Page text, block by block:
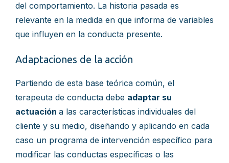
del comportamiento. La historia pasada es
relevante en la medida en que informa de variables
que influyen en la conducta presente.
Adaptaciones de la acción
Partiendo de esta base teórica común, el
terapeuta de conducta debe adaptar su
actuación a las características individuales del
cliente y su medio, diseñando y aplicando en cada
caso un programa de intervención específico para
modificar las conductas específicas o las